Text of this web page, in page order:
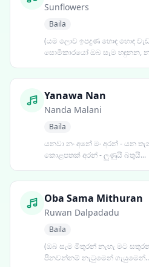
Sunflowers
Baila
(යම ලොව ඉපදුණ හොඳ හොඳ
සොමිකාරයෝ ඔබ සැම හඳුනන,
Yanawa Nan
Nanda Malani
Baila
යනවා නං අනේ මං අරන් - යන
කොළපතක් අරන් - ලුණුයි බතුයි...
Oba Sama Mithuran
Ruwan Dalpadadu
Baila
(ඔබ සැම මිතුරන් නැහැ මට
පිනවන්නම් නැටුමෙන්